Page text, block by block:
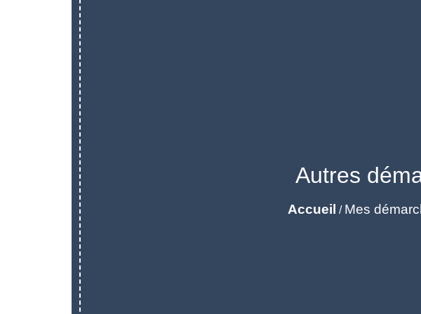
Autres
Accueil / Mes